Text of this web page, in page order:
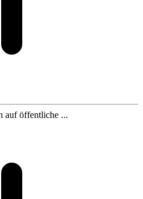
auf öffentliche ...